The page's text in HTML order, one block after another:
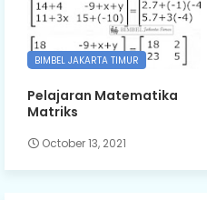
BIMBEL JAKARTA TIMUR
Pelajaran Matematika
Matriks
October 13, 2021